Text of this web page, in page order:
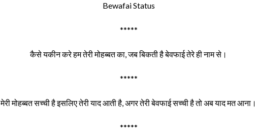
Bewafai Status
*****
कैसे यकीन करे हम तेरी मोहब्बत का, जब बिकती है बेवफाई तेरे ही नाम से।
*****
मेरी मोहब्बत सच्ची है इसलिए तेरी याद आती है, अगर तेरी बेवफाई सच्ची है तो अब याद मत आना।
*****